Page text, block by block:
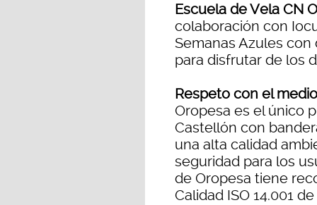
Escuela de Vela CN
colaboración con
Semanas Azules
para disfrutar de los
Respeto con el
Oropesa es el único
Castellón con
una alta calidad
seguridad para los
de Oropesa tiene
Calidad ISO 14.001